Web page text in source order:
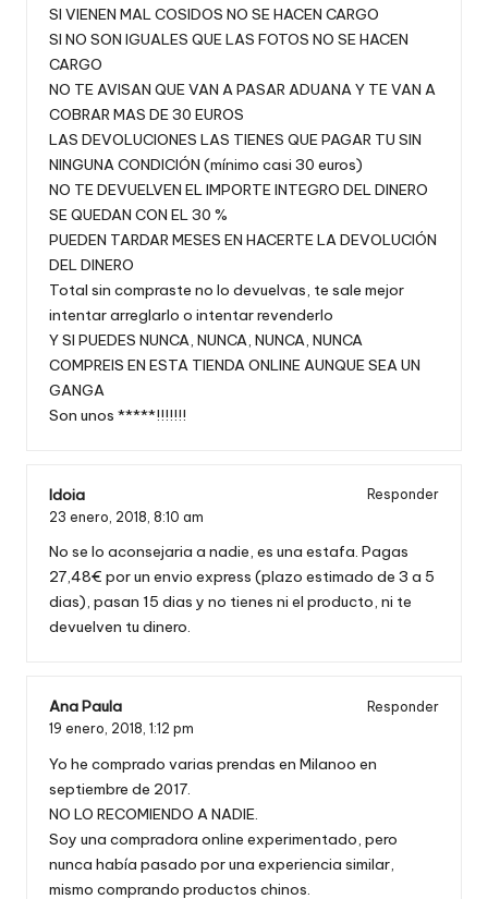
SI VIENEN MAL COSIDOS NO SE HACEN CARGO
SI NO SON IGUALES QUE LAS FOTOS NO SE HACEN
CARGO
NO TE AVISAN QUE VAN A PASAR ADUANA Y TE VAN A
COBRAR MAS DE 30 EUROS
LAS DEVOLUCIONES LAS TIENES QUE PAGAR TU SIN
NINGUNA CONDICIÓN (mínimo casi 30 euros)
NO TE DEVUELVEN EL IMPORTE INTEGRO DEL DINERO
SE QUEDAN CON EL 30 %
PUEDEN TARDAR MESES EN HACERTE LA DEVOLUCIÓN
DEL DINERO
Total sin compraste no lo devuelvas, te sale mejor
intentar arreglarlo o intentar revenderlo
Y SI PUEDES NUNCA, NUNCA, NUNCA, NUNCA
COMPREIS EN ESTA TIENDA ONLINE AUNQUE SEA UN
GANGA
Son unos *****!!!!!!!
Idoia
Responder
23 enero, 2018, 8:10 am
No se lo aconsejaria a nadie, es una estafa. Pagas
27,48€ por un envio express (plazo estimado de 3 a 5
dias), pasan 15 dias y no tienes ni el producto, ni te
devuelven tu dinero.
Ana Paula
Responder
19 enero, 2018, 1:12 pm
Yo he comprado varias prendas en Milanoo en
septiembre de 2017.
NO LO RECOMIENDO A NADIE.
Soy una compradora online experimentado, pero
nunca había pasado por una experiencia similar,
mismo comprando productos chinos.